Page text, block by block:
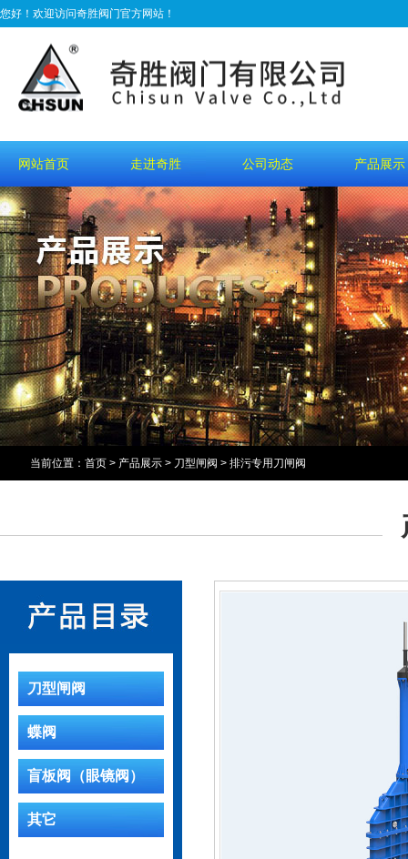
您好！欢迎访问奇胜阀门官方网站！
网站首页 走进奇胜 公司动态 产品展示
当前位置： 首页 > 产品展示 > 刀型闸阀 > 排污专用刀闸阀
刀型闸阀
蝶阀
盲板阀（眼镜阀）
其它